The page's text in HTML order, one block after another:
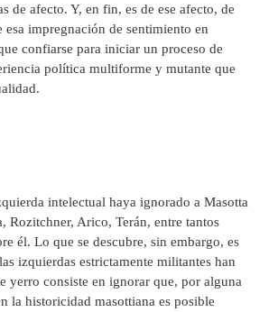
de afecto. Y, en fin, es de ese afecto, de
esa impregnación de sentimiento en
confiarse para iniciar un proceso de
política multiforme y mutante que
intelectual haya ignorado a Masotta
Rozitchner, Arico, Terán, entre tantos
él. Lo que se descubre, sin embargo, es
izquierdas estrictamente militantes han
yerro consiste en ignorar que, por alguna
la historicidad masottiana es posible